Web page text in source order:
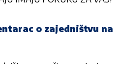
o zajedništvu na